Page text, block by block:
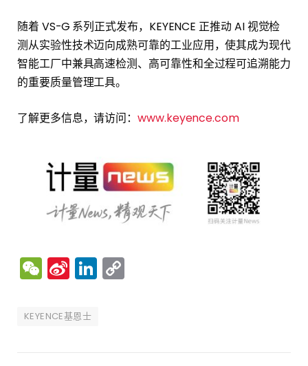
随着 VS-G 系列正式发布，KEYENCE 正推动 AI 视觉检
测从实验性技术迈向成熟可靠的工业应用，使其成为现代
智能工厂中兼具高速检测、高可靠性和全过程可追溯能力
的重要质量管理工具。
了解更多信息，请访问：www.keyence.com
WeChat
Sina
Weibo
LinkedIn
KEYENCE基恩士